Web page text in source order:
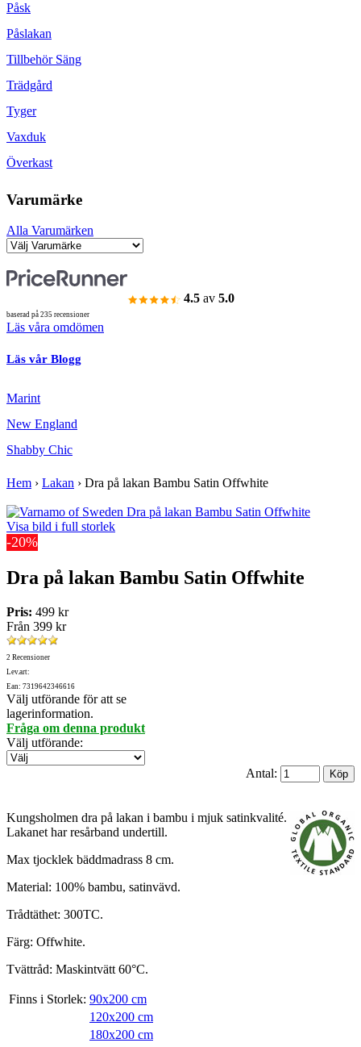
Påsk
Påslakan
Tillbehör Säng
Trädgård
Tyger
Vaxduk
Överkast
Varumärke
Alla Varumärken
4.5 av 5.0
baserad på 235 recensioner
Läs våra omdömen
Läs vår Blogg
Marint
New England
Shabby Chic
Hem › Lakan › Dra på lakan Bambu Satin Offwhite
Visa bild i full storlek
-20%
Dra på lakan Bambu Satin Offwhite
Pris: 499 kr
Från 399 kr
2 Recensioner
Lev.art:
Ean: 7319642346616
Välj utförande för att se
lagerinformation.
Fråga om denna produkt
Välj utförande:
Antal:
Kungsholmen dra på lakan i bambu i mjuk satinkvalité.
Lakanet har resårband undertill.
Max tjocklek bäddmadrass 8 cm.
Material: 100% bambu, satinvävd.
Trådtäthet: 300TC.
Färg: Offwhite.
Tvättråd: Maskintvätt 60°C.
Finns i Storlek: 90x200 cm
120x200 cm
180x200 cm